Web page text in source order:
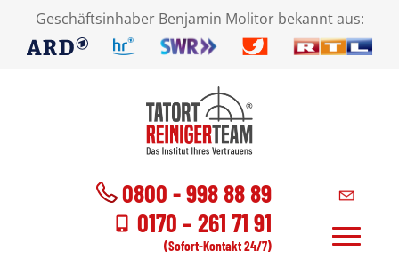
Geschäftsinhaber Benjamin Molitor bekannt aus:
0800 - 998 88 89
0170 – 261 71 91
(Sofort-Kontakt 24/7)